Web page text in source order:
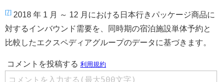
[7] 2018 年 1 月 ～ 12 月における日本行きパッケージ商品に
対するインバウンド需要を、同時期の宿泊施設単体予約と
比較したエクスペディアグループのデータに基づきます。